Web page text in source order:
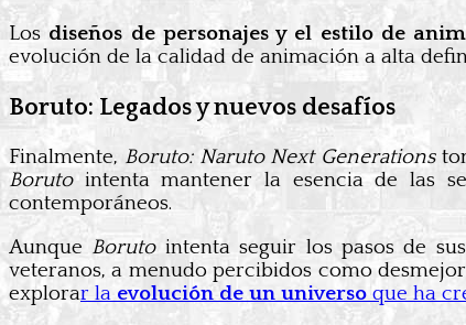
Los diseños de personajes y el estilo de
evolución de la calidad de animación a alta
Boruto: Legados y nuevos desafíos
Finalmente, Boruto: Naruto Next Generations
Borutointenta mantener la esencia de las
contemporáneos.
Aunque Borutointenta seguir los pasos de
veteranos, a menudo percibidos como
explorar la evolución de un universo que ha